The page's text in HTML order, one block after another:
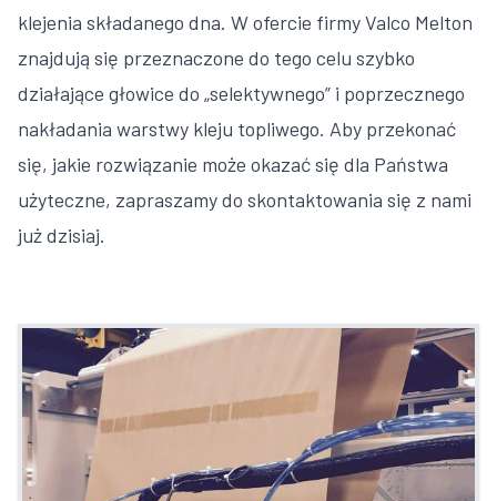
klejenia składanego dna. W ofercie firmy Valco Melton
znajdują się przeznaczone do tego celu szybko
działające głowice do „selektywnego” i poprzecznego
nakładania warstwy kleju topliwego. Aby przekonać
się, jakie rozwiązanie może okazać się dla Państwa
użyteczne, zapraszamy do skontaktowania się z nami
już dzisiaj.